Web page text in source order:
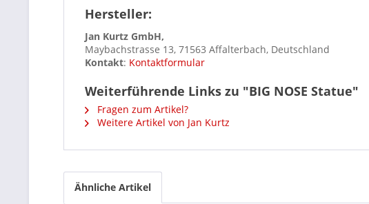
Hersteller:
Jan Kurtz GmbH,
Maybachstrasse 13, 71563 Affalterbach, Deutschland
Kontakt: Kontaktformular
Weiterführende Links zu "BIG NOSE Statue"
Fragen zum Artikel?
Weitere Artikel von Jan Kurtz
Ähnliche Artikel